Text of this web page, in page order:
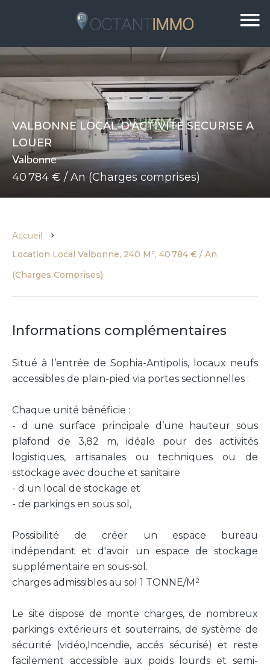
VALBONNE LOCAL D'ACTIVITE SECURISE A
LOUER
Valbonne
40 784 € / An (Charges comprises)
Accueil
Location Local Valbonne, 240 M², 40 784 € / An
(Charges Comprises)
Informations complémentaires
Situé à l’entrée de Sophia-Antipolis, locaux neufs
accessibles de plain-pied via portes sectionnelles :
Chaque unité bénéficie :
- d une surface principale d’une hauteur sous
plafond de 3,82 m, idéale pour des activités
logistiques, artisanales ou techniques ou de
sstockage avec douche et sanitaire
- d un local de stockage et
- de parkings en sous sol,
Possibilité de créer un espace bureau
indépendant et d'avoir un espace de stockage
supplémentaire en sous-sol.
charges admissibles au sol 1 TONNE/M²
Le site dispose de monte charges, de nombreux
parkings extérieurs et souterrains, de système de
sécurité (vidéo,Incendie, accés sécurisé) et reste
facilement accessible aux poids lourds et semi-